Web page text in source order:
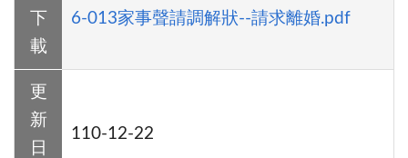
下
載
6-013家事聲請調解狀--請求離婚.pdf
更
新
日
110-12-22